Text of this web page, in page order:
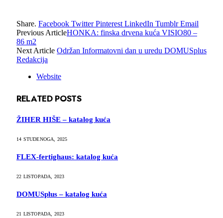
Share. Facebook Twitter Pinterest LinkedIn Tumblr Email
Previous ArticleHONKA: finska drvena kuća VISIO80 –
86 m2
Next Article Održan Informatovni dan u uredu DOMUSplus
Redakcija
Website
RELATED POSTS
ŽIHER HIŠE – katalog kuća
14 STUDENOGA, 2025
FLEX-fertighaus: katalog kuća
22 LISTOPADA, 2023
DOMUSplus – katalog kuća
21 LISTOPADA, 2023